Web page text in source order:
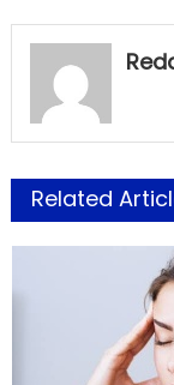
Related